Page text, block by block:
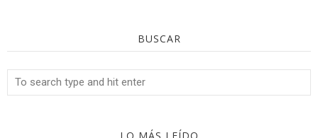
BUSCAR